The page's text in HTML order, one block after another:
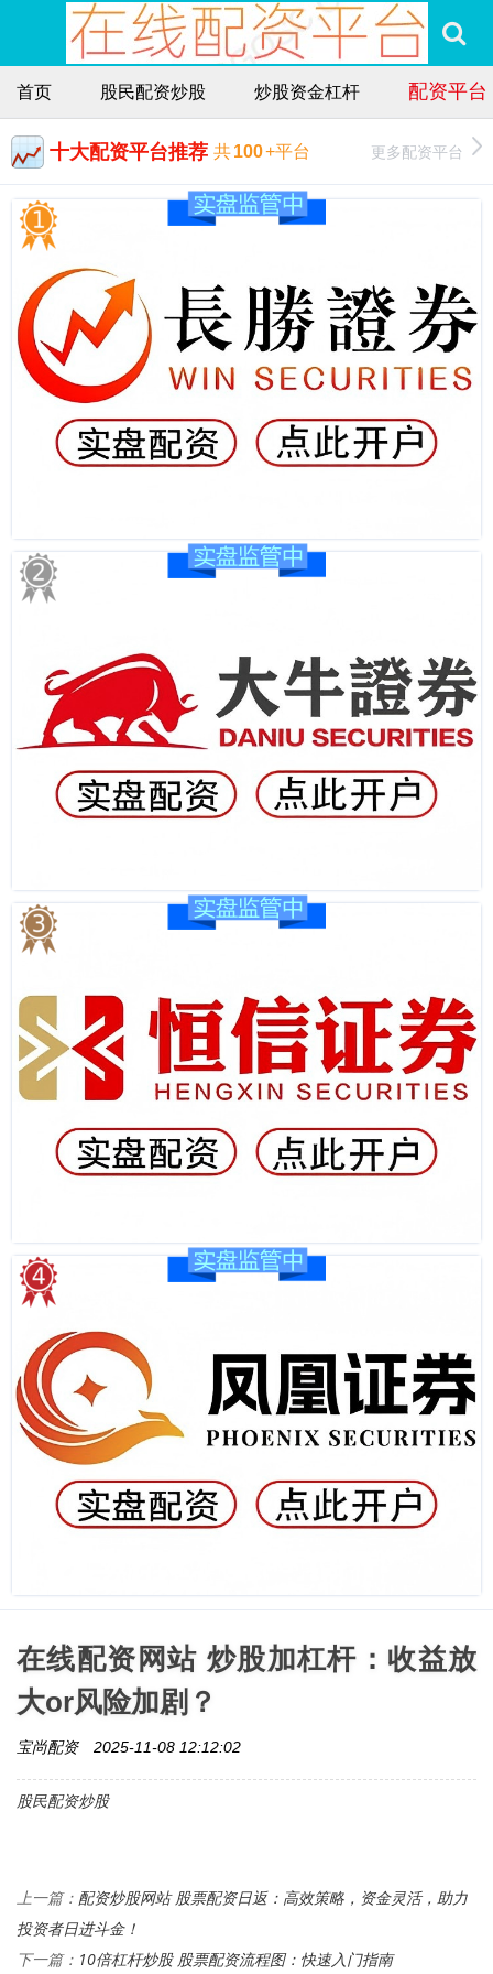
首页 股民配资炒股 炒股资金杠杆 配资平台
十大配资平台推荐 共100+平台 更多配资平台
在线配资网站 炒股加杠杆：收益放
大or风险加剧？
宝尚配资 2025-11-08 12:12:02
股民配资炒股
上一篇： 配资炒股网站 股票配资日返：高效策略，资金灵活，助力
投资者日进斗金！
下一篇： 10倍杠杆炒股 股票配资流程图：快速入门指南